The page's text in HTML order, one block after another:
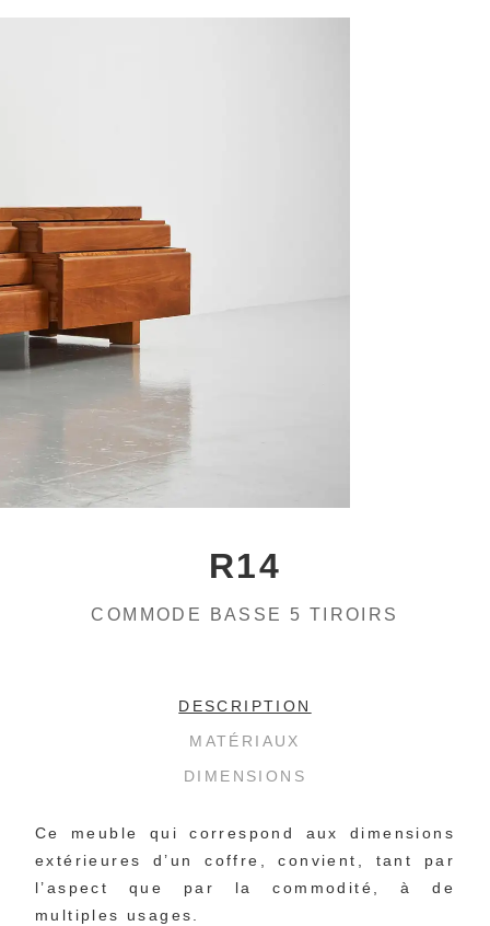
R14
COMMODE BASSE 5 TIROIRS
DESCRIPTION
MATÉRIAUX
DIMENSIONS
Ce meuble qui correspond aux dimensions
extérieures d’un coffre, convient, tant par
l’aspect que par la commodité, à de
multiples usages.